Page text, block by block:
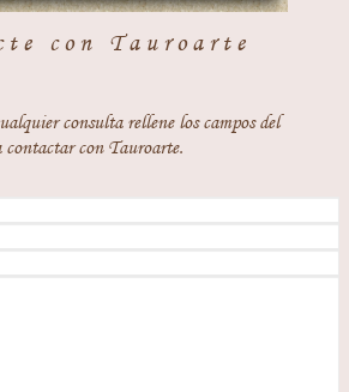
con Tauroarte
consulta rellene los campos del
con Tauroarte.